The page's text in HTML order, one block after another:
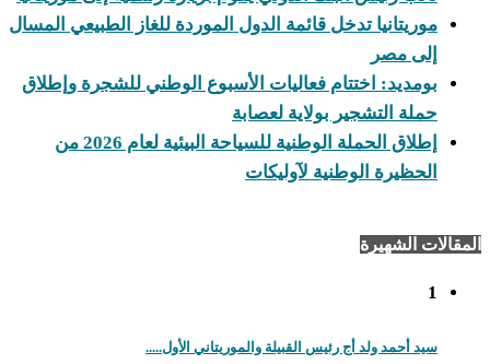
موريتانيا تدخل قائمة الدول الموردة للغاز الطبيعي المسال
إلى مصر
بومديد: اختتام فعاليات الأسبوع الوطني للشجرة وإطلاق
حملة التشجير بولاية لعصابة
إطلاق الحملة الوطنية للسياحة البيئية لعام 2026 من
الحظيرة الوطنية لآوليكات
المقالات الشهيرة
1
سيد أحمد ولد أج رئيس القبيلة والموريتاني الأول.....